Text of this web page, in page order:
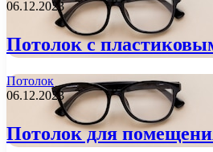
06.12.2023
Потолок с
Потолок
06.12.2023
Потолок для